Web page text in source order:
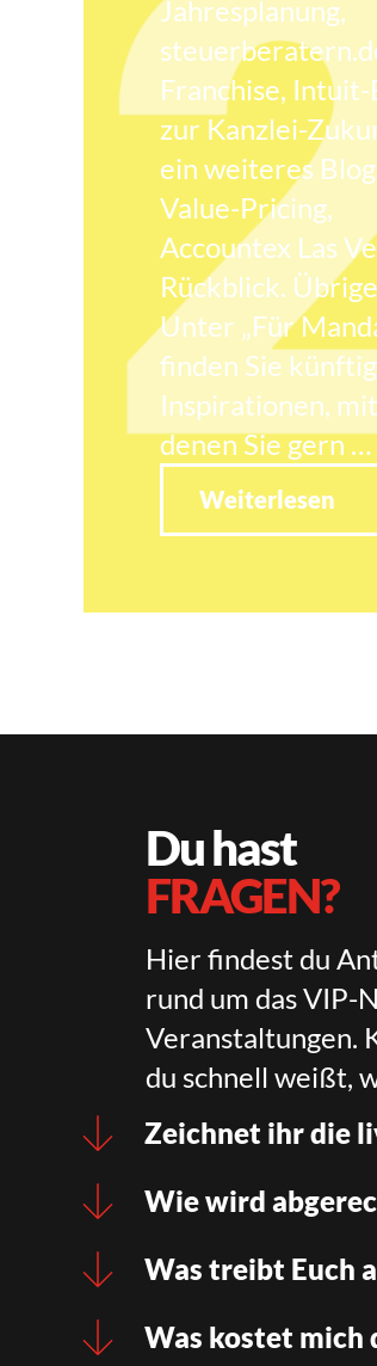
Jahresplanung,
Franchise,
zur Kanzlei-
ein weiteres
Value-Pricing,
Accountex Las
Rückblick.
Unter „Für
finden Sie künftig
Inspirationen, mit
denen Sie gern …
Weiterlesen
Du hast
FRAGEN?
Hier findest du
rund um das VIP-
Veranstaltungen.
du schnell weißt,
Zeichnet ihr die
Wie wird
Was treibt Euch
Was kostet